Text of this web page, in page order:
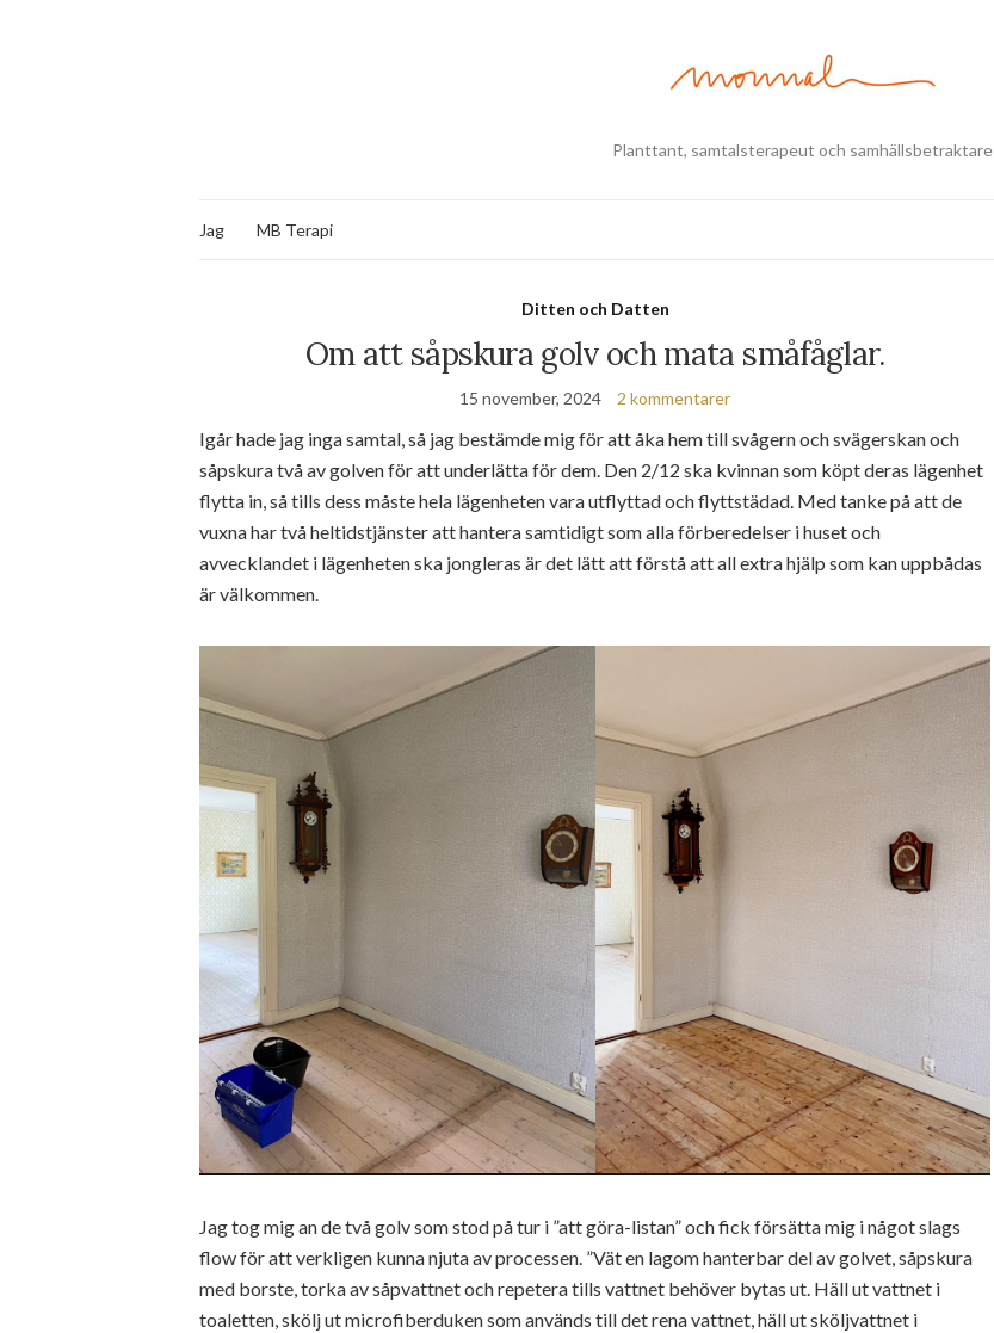
Planttant, samtalsterapeut och samhällsbetraktare
Jag MB Terapi
Ditten och Datten
Om att såpskura golv och mata småfåglar.
15 november, 2024 2 kommentarer
Igår hade jag inga samtal, så jag bestämde mig för att åka hem till svågern och svägerskan och
såpskura två av golven för att underlätta för dem. Den 2/12 ska kvinnan som köpt deras lägenhet
flytta in, så tills dess måste hela lägenheten vara utflyttad och flyttstädad. Med tanke på att de
vuxna har två heltidstjänster att hantera samtidigt som alla förberedelser i huset och
avvecklandet i lägenheten ska jongleras är det lätt att förstå att all extra hjälp som kan uppbådas
är välkommen.
Jag tog mig an de två golv som stod på tur i ”att göra-listan” och fick försätta mig i något slags
flow för att verkligen kunna njuta av processen. ”Vät en lagom hanterbar del av golvet, såpskura
med borste, torka av såpvattnet och repetera tills vattnet behöver bytas ut. Häll ut vattnet i
toaletten, skölj ut microfiberduken som används till det rena vattnet, häll ut sköljvattnet i